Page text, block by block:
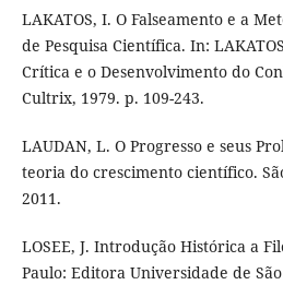
LAKATOS, I. O Falseamento e a
de Pesquisa Científica. In:
Crítica e o Desenvolvimento do
Cultrix, 1979. p. 109-243.
LAUDAN, L. O Progresso e seus
teoria do crescimento científico.
2011.
LOSEE, J. Introdução Histórica a
Paulo: Editora Universidade de